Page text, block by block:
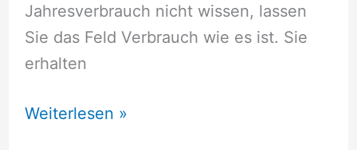
Jahresverbrauch nicht wissen, lassen
Sie das Feld Verbrauch wie es ist. Sie
erhalten
Stromversorger
Weiterlesen »